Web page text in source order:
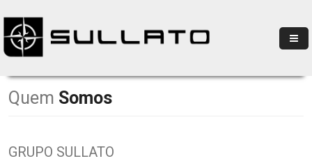
Quem Somos
GRUPO SULLATO